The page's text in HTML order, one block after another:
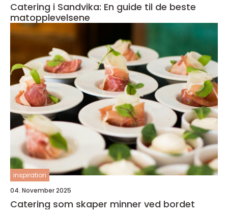
Catering i Sandvika: En guide til de beste
matopplevelsene
inspiration
04. November 2025
Catering som skaper minner ved bordet